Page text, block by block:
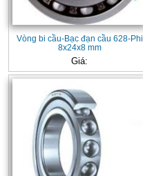
Vòng bi cầu-Bạc đạn cầu 628-Phi
8x24x8 mm
Giá: